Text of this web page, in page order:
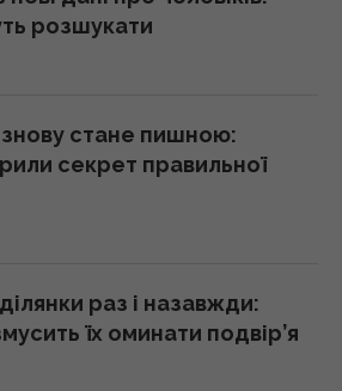
вигляд і є майстром
обміліли: DW розповів,
2026
до захисту міста
розшукати
стане пишною:
секрет правильної
раз і назавжди:
їх оминати подвір’я